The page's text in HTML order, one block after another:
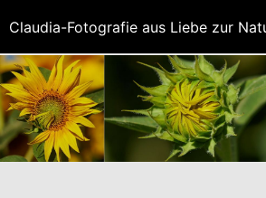
Claudia-Fotografie aus Liebe zur